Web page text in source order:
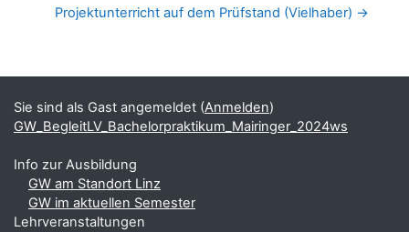
Projektunterricht auf dem Prüfstand (Vielhaber) →
Ergänzungsblöcke
Sie sind als Gast angemeldet (Anmelden)
GW_BegleitLV_Bachelorpraktikum_Mairinger_2024ws
Info zur Ausbildung
GW am Standort Linz
GW im aktuellen Semester
Lehrveranstaltungen